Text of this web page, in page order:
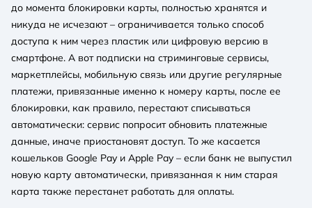
до момента блокировки карты, полностью хранятся и
никуда не исчезают – ограничивается только способ
доступа к ним через пластик или цифровую версию в
смартфоне. А вот подписки на стриминговые сервисы,
маркетплейсы, мобильную связь или другие регулярные
платежи, привязанные именно к номеру карты, после ее
блокировки, как правило, перестают списываться
автоматически: сервис попросит обновить платежные
данные, иначе приостановят доступ. То же касается
кошельков Google Pay и Apple Pay – если банк не выпустил
новую карту автоматически, привязанная к ним старая
карта также перестанет работать для оплаты.